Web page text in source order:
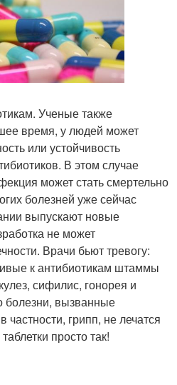
Ученые также
время, у людей может
или устойчивость
В этом случае
может стать смертельно
болезней уже сейчас
выпускают новые
не может
Врачи бьют тревогу:
к антибиотикам штаммы
сифилис, гонорея и
болезни, вызванные
грипп, не лечатся
просто так!